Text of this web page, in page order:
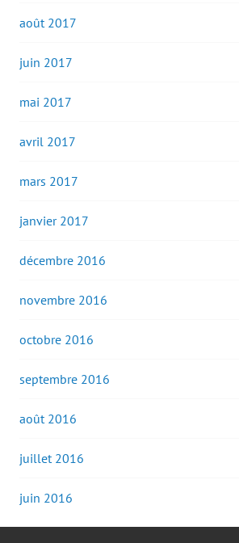
août 2017
juin 2017
mai 2017
avril 2017
mars 2017
janvier 2017
décembre 2016
novembre 2016
octobre 2016
septembre 2016
août 2016
juillet 2016
juin 2016